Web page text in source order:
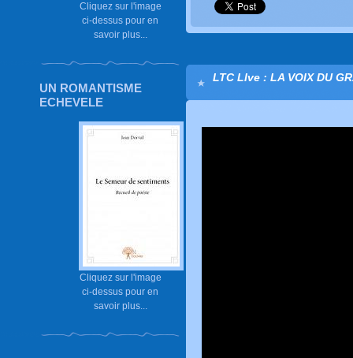
Cliquez sur l'image
ci-dessus pour en
savoir plus...
UN ROMANTISME
ECHEVELE
Cliquez sur l'image
ci-dessus pour en
savoir plus...
LTC LIve : LA VOIX DU